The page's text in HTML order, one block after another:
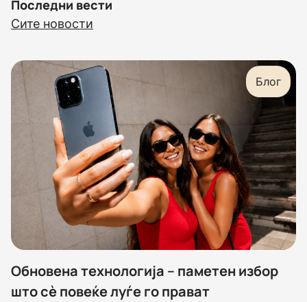
Последни вести
Сите новости
Обновена технологија – паметен избор
што сè повеќе луѓе го прават
Блог